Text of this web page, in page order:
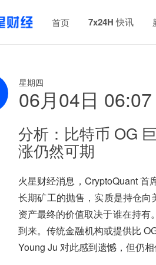
首页 7x24H 快讯
星期四
06月04日 06:07
分析：比特币 OG
涨仍然可期
火星财经消息，CryptoQuant 首
长期矿工的抛售，实质是持仓向
资产最终的价值取决于谁在持
到来。传统金融机构或提供比
Young Ju 对此感到遗憾，但仍